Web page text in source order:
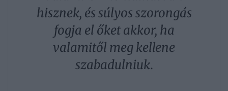
hisznek, és súlyos szorongás
fogja el őket akkor, ha
valamitől meg kellene
szabadulniuk.